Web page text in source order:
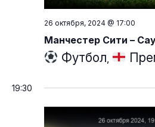
26 октября, 2024 @ 17:00
Манчестер Сити –
Футбол
19:30